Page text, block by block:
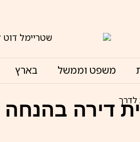
משפט וממשל בארץ